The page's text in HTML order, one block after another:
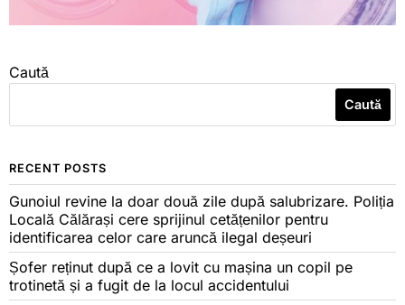
Caută
Caută
RECENT POSTS
Gunoiul revine la doar două zile după salubrizare. Poliția
Locală Călărași cere sprijinul cetățenilor pentru
identificarea celor care aruncă ilegal deșeuri
Șofer reținut după ce a lovit cu mașina un copil pe
trotinetă și a fugit de la locul accidentului